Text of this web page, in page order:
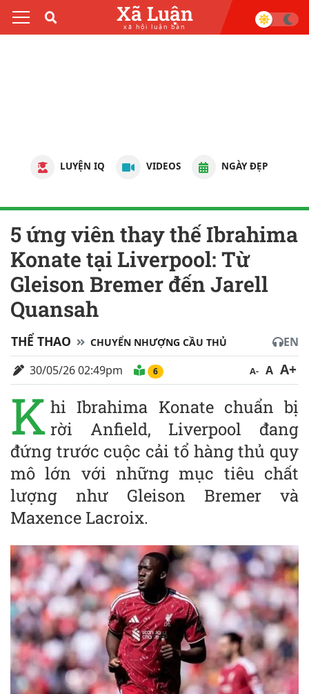
Xã Luận
xã hội luận bàn
LUYỆN IQ VIDEOS NGÀY ĐẸP
5 ứng viên thay thế Ibrahima
Konate tại Liverpool: Từ
Gleison Bremer đến Jarell
Quansah
THỂ THAO CHUYỂN NHƯỢNG CẦU THỦ
EN
30/05/26 02:49pm
6 A- A A+
K hi Ibrahima Konate chuẩn bị
rời Anfield, Liverpool đang
đứng trước cuộc cải tổ hàng thủ quy
mô lớn với những mục tiêu chất
lượng như Gleison Bremer và
Maxence Lacroix.